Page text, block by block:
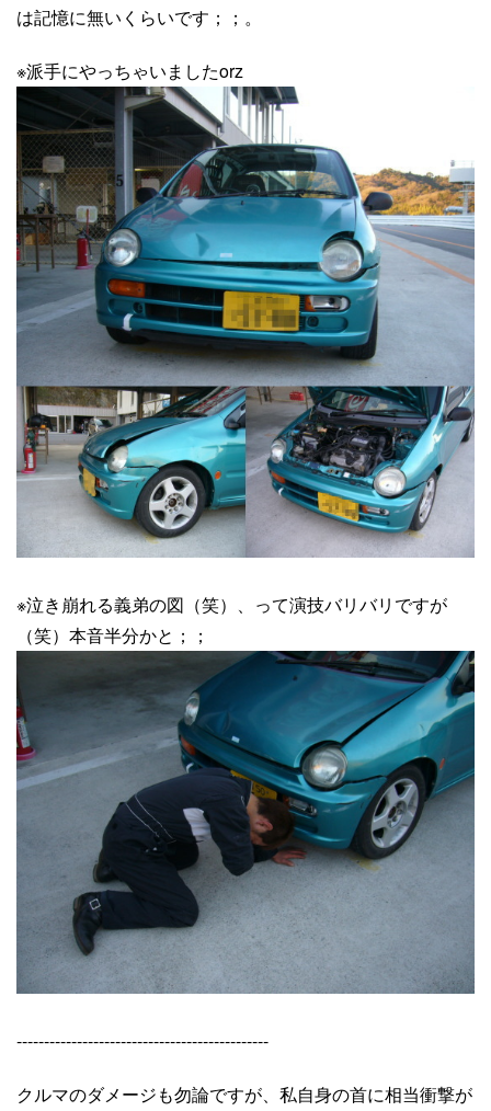
は記憶に無いくらいです；；。
※派手にやっちゃいましたorz
※泣き崩れる義弟の図（笑）、って演技バリバリですが
（笑）本音半分かと；；
----------------------------------------------
クルマのダメージも勿論ですが、私自身の首に相当衝撃が